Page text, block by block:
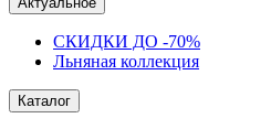
СКИДКИ ДО -70%
Льняная коллекция
Каталог